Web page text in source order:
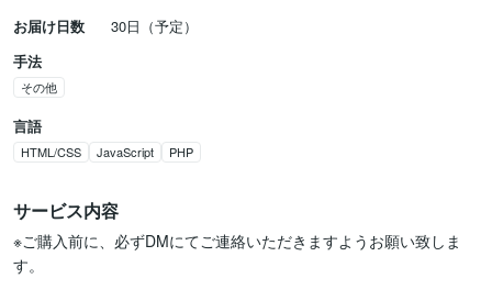
お届け日数
30日（予定）
手法
その他
言語
HTML/CSS JavaScript PHP
サービス内容
※ご購入前に、必ずDMにてご連絡いただきますようお願い致しま
す。